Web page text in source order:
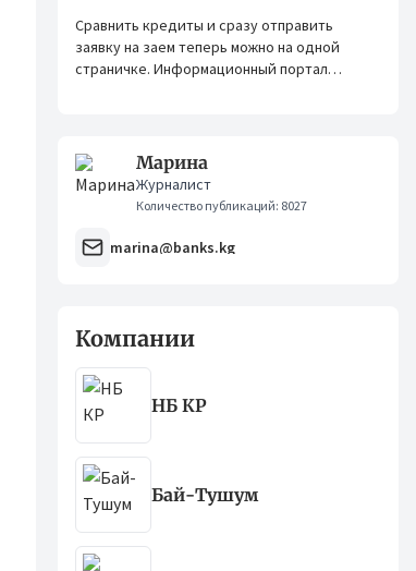
Banks.kg и Bank.kg стали
партнерами
Сравнить кредиты и сразу отправить
заявку на заем теперь можно на одной
страничке. Информационный портал
Марина
Журналист
Количество публикаций: 8027
marina@banks.kg
Компании
НБ КР
Бай-Тушум